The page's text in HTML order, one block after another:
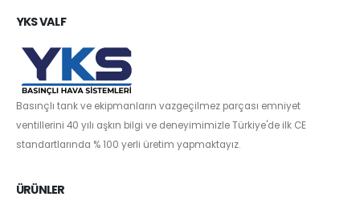
YKS VALF
Basınçlı tank ve ekipmanların vazgeçilmez parçası emniyet
ventillerini 40 yılı aşkın bilgi ve deneyimimizle Türkiye'de ilk CE
standartlarında % 100 yerli üretim yapmaktayız.
ÜRÜNLER